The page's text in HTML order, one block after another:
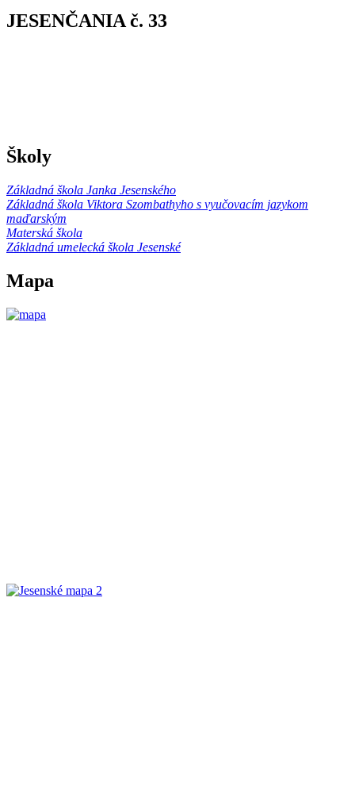
JESENČANIA č. 33
Školy
Základná škola Janka Jesenského
Základná škola Viktora Szombathyho s vyučovacím jazykom
maďarským
Materská škola
Základná umelecká škola Jesenské
Mapa